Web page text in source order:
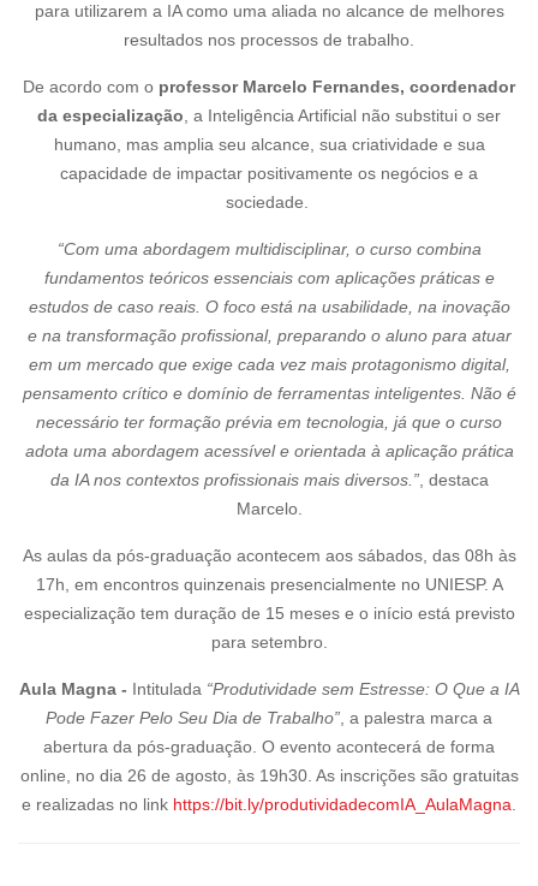
para utilizarem a IA como uma aliada no alcance de melhores
resultados nos processos de trabalho.
De acordo com o professor Marcelo Fernandes, coordenador
da especialização , a Inteligência Artificial não substitui o ser
humano, mas amplia seu alcance, sua criatividade e sua
capacidade de impactar positivamente os negócios e a
sociedade.
“Com uma abordagem multidisciplinar, o curso combina
fundamentos teóricos essenciais com aplicações práticas e
estudos de caso reais. O foco está na usabilidade, na inovação
e na transformação profissional, preparando o aluno para atuar
em um mercado que exige cada vez mais protagonismo digital,
pensamento crítico e domínio de ferramentas inteligentes. Não é
necessário ter formação prévia em tecnologia, já que o curso
adota uma abordagem acessível e orientada à aplicação prática
da IA nos contextos profissionais mais diversos.”, destaca
Marcelo.
As aulas da pós-graduação acontecem aos sábados, das 08h às
17h, em encontros quinzenais presencialmente no UNIESP. A
especialização tem duração de 15 meses e o início está previsto
para setembro.
Aula Magna - Intitulada “Produtividade sem Estresse: O Que a IA
Pode Fazer Pelo Seu Dia de Trabalho” , a palestra marca a
abertura da pós-graduação. O evento acontecerá de forma
online, no dia 26 de agosto, às 19h30. As inscrições são gratuitas
e realizadas no link https://bit.ly/produtividadecomIA_AulaMagna